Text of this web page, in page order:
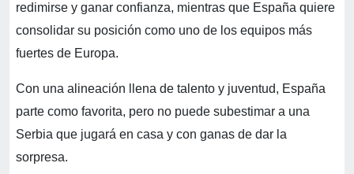
redimirse y ganar confianza, mientras que España quiere
consolidar su posición como uno de los equipos más
fuertes de Europa.
Con una alineación llena de talento y juventud, España
parte como favorita, pero no puede subestimar a una
Serbia que jugará en casa y con ganas de dar la
sorpresa.